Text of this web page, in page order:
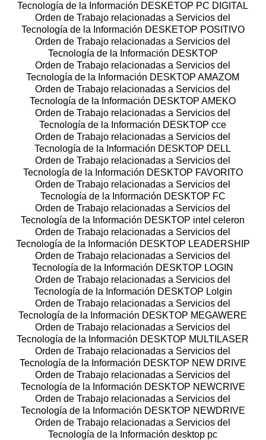
Tecnología de la Información DESKETOP PC DIGITAL
Orden de Trabajo relacionadas a Servicios del
Tecnología de la Información DESKETOP POSITIVO
Orden de Trabajo relacionadas a Servicios del
Tecnología de la Información DESKTOP
Orden de Trabajo relacionadas a Servicios del
Tecnología de la Información DESKTOP AMAZOM
Orden de Trabajo relacionadas a Servicios del
Tecnología de la Información DESKTOP AMEKO
Orden de Trabajo relacionadas a Servicios del
Tecnología de la Información DESKTOP cce
Orden de Trabajo relacionadas a Servicios del
Tecnología de la Información DESKTOP DELL
Orden de Trabajo relacionadas a Servicios del
Tecnología de la Información DESKTOP FAVORITO
Orden de Trabajo relacionadas a Servicios del
Tecnología de la Información DESKTOP FC
Orden de Trabajo relacionadas a Servicios del
Tecnología de la Información DESKTOP intel celeron
Orden de Trabajo relacionadas a Servicios del
Tecnología de la Información DESKTOP LEADERSHIP
Orden de Trabajo relacionadas a Servicios del
Tecnología de la Información DESKTOP LOGIN
Orden de Trabajo relacionadas a Servicios del
Tecnología de la Información DESKTOP Lolgin
Orden de Trabajo relacionadas a Servicios del
Tecnología de la Información DESKTOP MEGAWERE
Orden de Trabajo relacionadas a Servicios del
Tecnología de la Información DESKTOP MULTILASER
Orden de Trabajo relacionadas a Servicios del
Tecnología de la Información DESKTOP NEW DRIVE
Orden de Trabajo relacionadas a Servicios del
Tecnología de la Información DESKTOP NEWCRIVE
Orden de Trabajo relacionadas a Servicios del
Tecnología de la Información DESKTOP NEWDRIVE
Orden de Trabajo relacionadas a Servicios del
Tecnología de la Información desktop pc